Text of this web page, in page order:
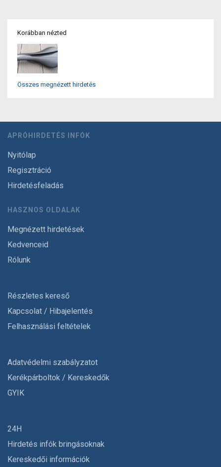
Korábban nézted
Összes megnézett hirdetés
APRÓHIRDETÉS INFÓK
Nyitólap
Regisztráció
Hirdetésfeladás
HASZNOS OLDALAK
Megnézett hirdetések
Kedvenceid
Rólunk
Részletes kereső
Kapcsolat / Hibajelentés
Felhasználási feltételek
Adatvédelmi szabályzatot
Kerékpárboltok / Kereskedők
GYIK
24H
Hirdetés infók bringásoknak
Kereskedői információk